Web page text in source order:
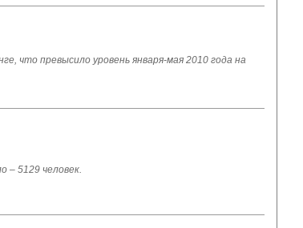
что превысило уровень января-мая 2010 года на
– 5129 человек.